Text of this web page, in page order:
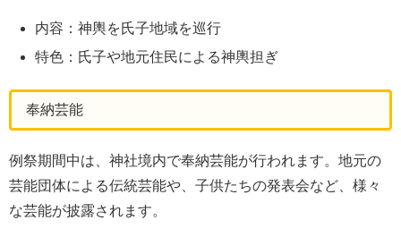
内容：神輿を氏子地域を巡行
特色：氏子や地元住民による神輿担ぎ
奉納芸能
例祭期間中は、神社境内で奉納芸能が行われます。地元の
芸能団体による伝統芸能や、子供たちの発表会など、様々
な芸能が披露されます。